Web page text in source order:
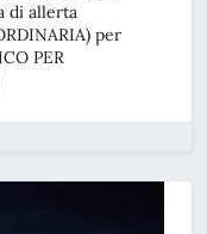
di allerta
per
PER